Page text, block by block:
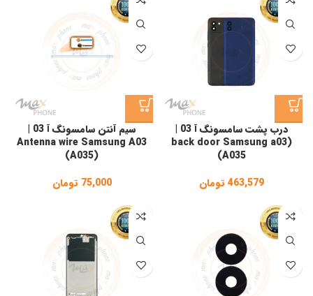
درب پشت سامسونگ آ 03 |
(back door Samsung a03
(A035
463,579 تومان
سیم آنتن سامسونگ آ 03 |
Antenna wire Samsung A03
(A035)
75,000 تومان